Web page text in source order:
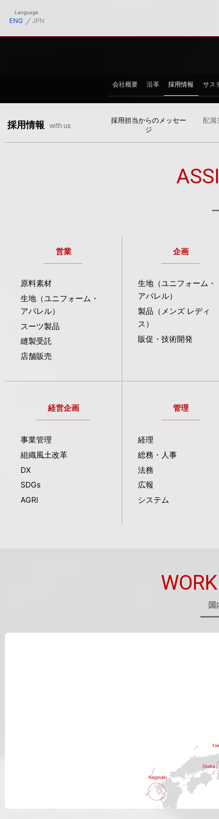
Language
ENG ⁄ JPN
ィシャルサイト
会社概要 沿革 採用情報 サス
採用情報 with us
採用担当からのメッセー
ジ
配属
営業
原料素材
生地（ユニフォーム・
アパレル）
スーツ製品
縫製受託
店舗販売
企画
生地（ユニフォーム・
アパレル）
製品（メンズ レディ
ス）
販促・技術開発
経営企画
事業管理
組織風土改革
DX
SDGs
AGRI
管理
経理
総務・人事
法務
広報
システム
国